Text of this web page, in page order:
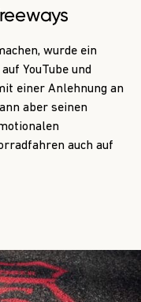
wurde ein
YouTube und
einer Anlehnung an
aber seinen
auch auf